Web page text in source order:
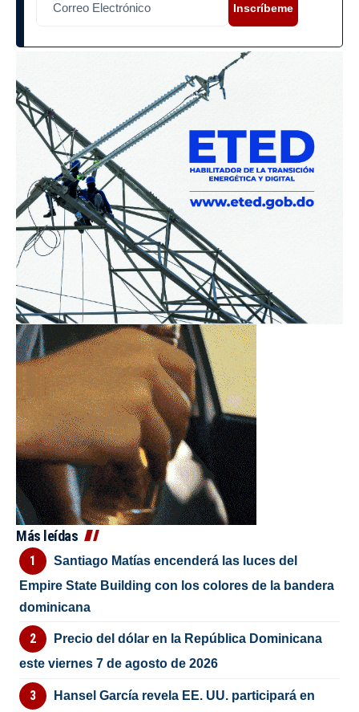
Inscríbeme
Más leídas
Santiago Matías encenderá las luces del
Empire State Building con los colores de la bandera
dominicana
Precio del dólar en la República Dominicana
este viernes 7 de agosto de 2026
Hansel García revela EE. UU. participará en